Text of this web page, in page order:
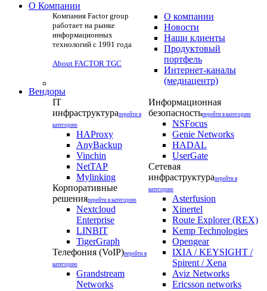
О Компании
Компания Factor group
работает на рынке
информационных
технологий с 1991 года
About FACTOR TGC
О компании
Новости
Наши клиенты
Продуктовый
портфель
Интернет-каналы
(медиацентр)
Вендоры
IT
инфраструктураперейти в
категорию
HAProxy
AnyBackup
Vinchin
NetTAP
Mylinking
Корпоративные
решенияперейти в категорию
Nextcloud
Enterprise
LINBIT
TigerGraph
Телефония (VoIP)перейти в
категорию
Grandstream
Networks
Информационная
безопасностьперейти в категорию
NSFocus
Genie Networks
HADAL
UserGate
Сетевая
инфраструктураперейти в
категорию
Asterfusion
Xinertel
Route Explorer (REX)
Kemp Technologies
Opengear
IXIA / KEYSIGHT /
Spirent / Xena
Aviz Networks
Ericsson networks